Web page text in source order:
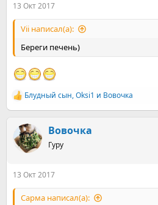
13 Окт 2017
Vii написал(а):
Береги печень)
Р
е
ц
и
Блудный сын,Оksi1 и Вовочка
Вовочка
Гуру
13 Окт 2017
Сарма написал(а):